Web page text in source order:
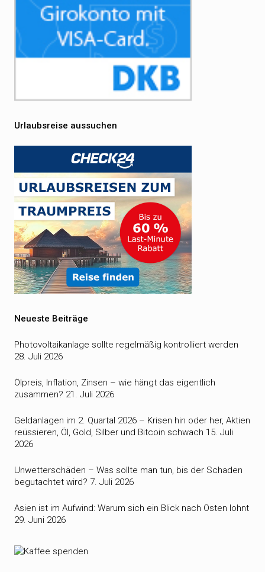
Urlaubsreise aussuchen
Neueste Beiträge
Photovoltaikanlage sollte regelmäßig kontrolliert werden
28. Juli 2026
Ölpreis, Inflation, Zinsen – wie hängt das eigentlich
zusammen? 21. Juli 2026
Geldanlagen im 2. Quartal 2026 – Krisen hin oder her, Aktien
reüssieren, Öl, Gold, Silber und Bitcoin schwach 15. Juli
2026
Unwetterschäden – Was sollte man tun, bis der Schaden
begutachtet wird? 7. Juli 2026
Asien ist im Aufwind: Warum sich ein Blick nach Osten lohnt
29. Juni 2026